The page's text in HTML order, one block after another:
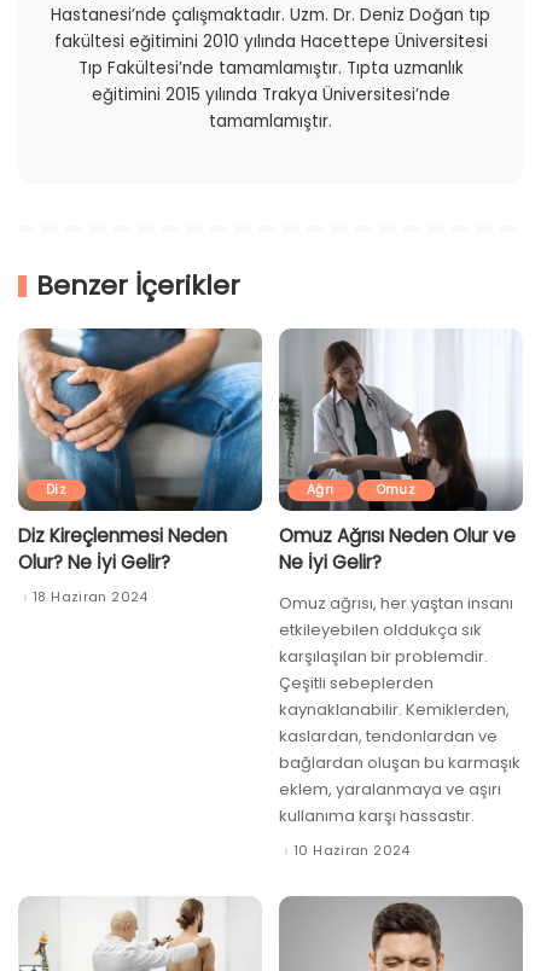
Hastanesi’nde çalışmaktadır. Uzm. Dr. Deniz Doğan tıp
fakültesi eğitimini 2010 yılında Hacettepe Üniversitesi
Tıp Fakültesi’nde tamamlamıştır. Tıpta uzmanlık
eğitimini 2015 yılında Trakya Üniversitesi’nde
tamamlamıştır.
Benzer İçerikler
Diz
Diz Kireçlenmesi Neden
Olur? Ne İyi Gelir?
18 Haziran 2024
Ağrı Omuz
Omuz Ağrısı Neden Olur ve
Ne İyi Gelir?
Omuz ağrısı, her yaştan insanı
etkileyebilen olddukça sık
karşılaşılan bir problemdir.
Çeşitli sebeplerden
kaynaklanabilir. Kemiklerden,
kaslardan, tendonlardan ve
bağlardan oluşan bu karmaşık
eklem, yaralanmaya ve aşırı
kullanıma karşı hassastır.
10 Haziran 2024